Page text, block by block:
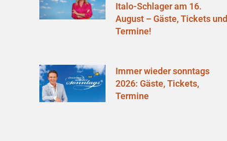
Italo-Schlager am 16.
August – Gäste, Tickets und
Termine!
Immer wieder sonntags
2026: Gäste, Tickets,
Termine